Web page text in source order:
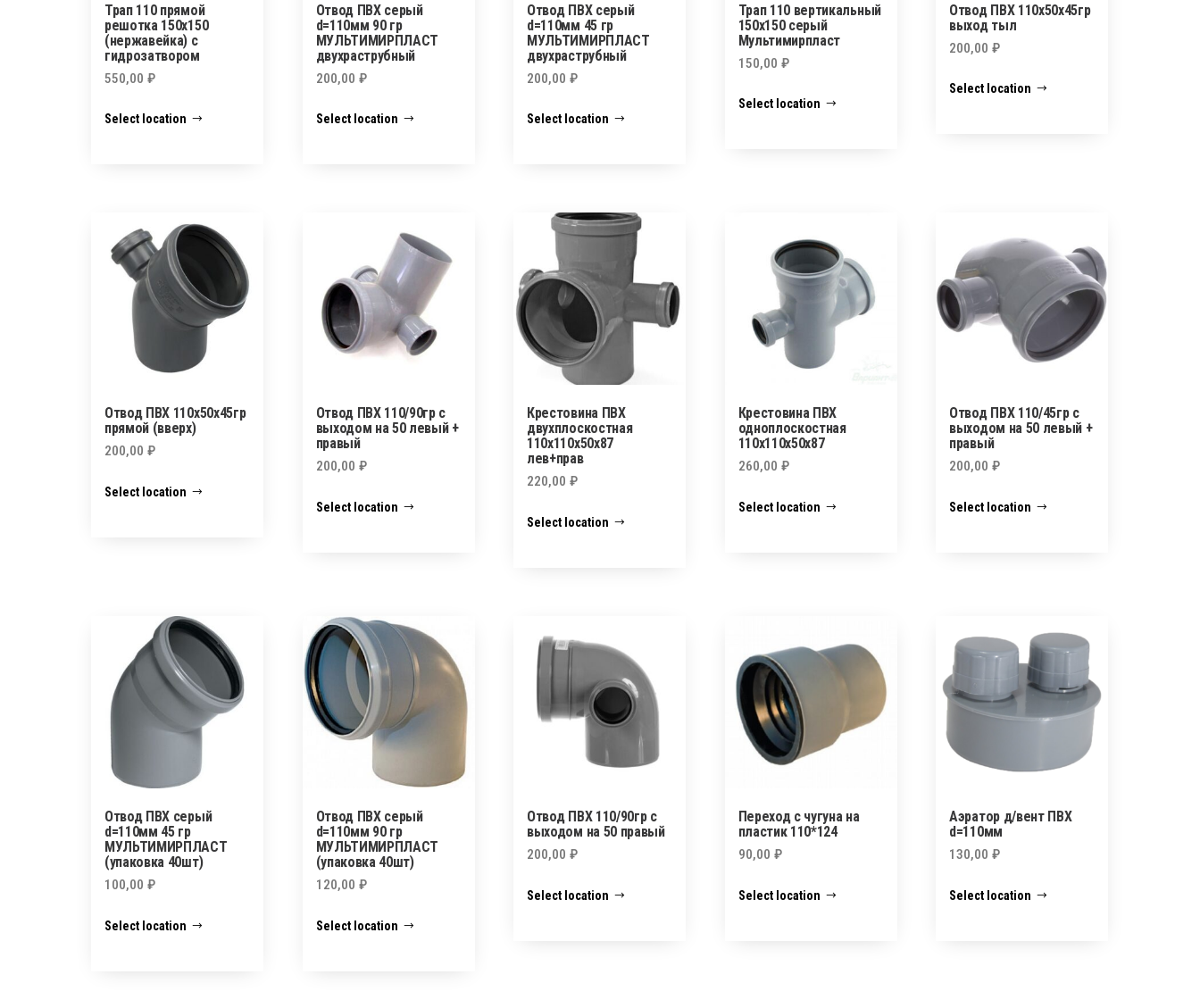
Трап 110 прямой
решотка 150х150
(нержавейка) с
гидрозатвором
550,00 ₽
Select location
Отвод ПВХ серый
d=110мм 90 гр
МУЛЬТИМИРПЛАСТ
двухраструбный
200,00 ₽
Select location
Отвод ПВХ серый
d=110мм 45 гр
МУЛЬТИМИРПЛАСТ
двухраструбный
200,00₽
Select location
Трап 110 вертикальный
150х150 серый
Мультимирпласт
150,00 ₽
Select location
Отвод ПВХ 110х50х45гр
выход тыл
200,00₽
Select location
Отвод ПВХ 110х50х45гр
прямой (вверх)
200,00 ₽
Select location
Отвод ПВХ 110/90гр с
выходом на 50 левый +
правый
200,00 ₽
Select location
Крестовина ПВХ
двухплоскостная
110х110х50х87
лев+прав
220,00₽
Select location
Крестовина ПВХ
одноплоскостная
110х110х50х87
260,00 ₽
Select location
Отвод ПВХ 110/45гр с
выходом на 50 левый +
правый
200,00₽
Select location
Отвод ПВХ серый
d=110мм 45 гр
МУЛЬТИМИРПЛАСТ
(упаковка 40шт)
100,00 ₽
Select location
Отвод ПВХ серый
d=110мм 90 гр
МУЛЬТИМИРПЛАСТ
(упаковка 40шт)
120,00 ₽
Select location
Отвод ПВХ 110/90гр с
выходом на 50 правый
200,00₽
Select location
Переход с чугуна на
пластик 110*124
90,00 ₽
Select location
Аэратор д/вент ПВХ
d=110мм
130,00₽
Select location